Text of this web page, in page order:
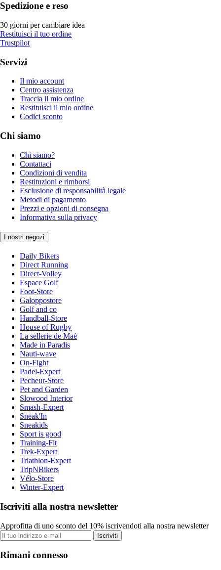
Spedizione e reso
30 giorni per cambiare idea
Restituisci il tuo ordine
Trustpilot
Servizi
Il mio account
Centro assistenza
Traccia il mio ordine
Restituisci il mio ordine
Codici sconto
Chi siamo
Chi siamo?
Contattaci
Condizioni di vendita
Restituzioni e rimborsi
Esclusione di responsabilità legale
Metodi di pagamento
Prezzi e opzioni di consegna
Informativa sulla privacy
I nostri negozi
Daily Bikers
Direct Running
Direct-Volley
Espace Golf
Foot-Store
Galoppostore
Golf and co
Handball-Store
House of Rugby
La sellerie de Maé
Made in Paradis
Nauti-wave
On-Fight
Padel-Expert
Pecheur-Store
Pet and Garden
Slowood Interior
Smash-Expert
Sneak'In
Sneakids
Sport is good
Training-Fit
Trek-Expert
Triathlon-Expert
TripNBikers
Vélo-Store
Winter-Expert
Iscriviti alla nostra newsletter
Approfitta di uno sconto del 10% iscrivendoti alla nostra newsletter
Iscriviti
Rimani connesso